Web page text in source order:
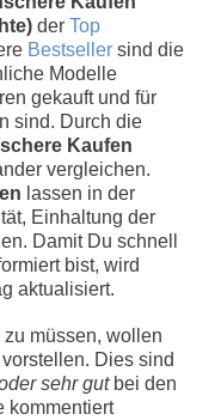
der Top
Bestseller sind die
Modelle
gekauft und für
sind. Durch die
Kaufen
vergleichen.
lassen in der
Einhaltung der
Damit Du schnell
bist, wird
aktualisiert.
müssen, wollen
Dies sind
sehr gutbei den
kommentiert